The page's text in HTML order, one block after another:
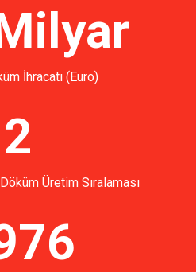
İhracatı (Euro)
2
Üretim Sıralaması